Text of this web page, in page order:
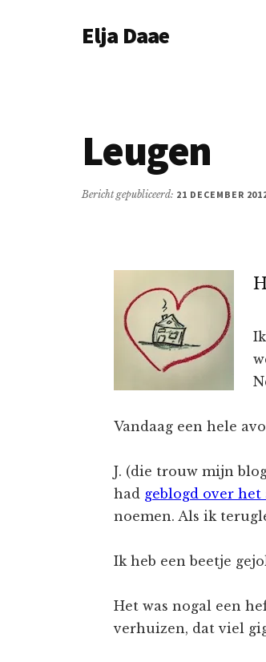
Additional
Elja Daae
Leugen
Bericht gepubliceerd: 21 DECEMBER
Vandaag een hele
J. (die trouw mijn
had geblogd over
noemen. Als ik
Ik heb een beetje
Het was nogal een
verhuizen, dat viel